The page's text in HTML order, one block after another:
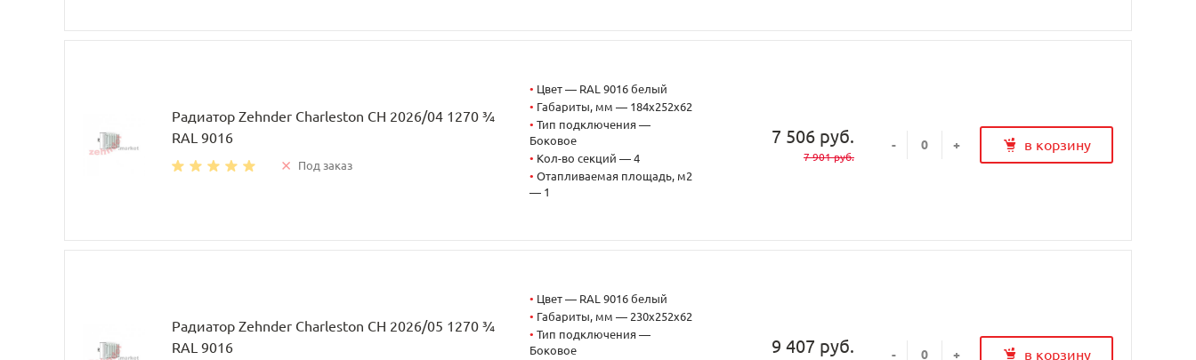
Радиатор Zehnder Charleston CH 2026/04 1270 ¾
RAL 9016
Под заказ
• Цвет — RAL 9016 белый
• Габариты, мм — 184x252x62
• Тип подключения —
Боковое
• Кол-во секций — 4
• Отапливаемая площадь, м2
— 1
7 506 руб.
7 901 руб.
- + в корзину
Радиатор Zehnder Charleston CH 2026/05 1270 ¾
RAL 9016
• Цвет — RAL 9016 белый
• Габариты, мм — 230x252x62
• Тип подключения —
Боковое
9 407 руб. - + в корзину